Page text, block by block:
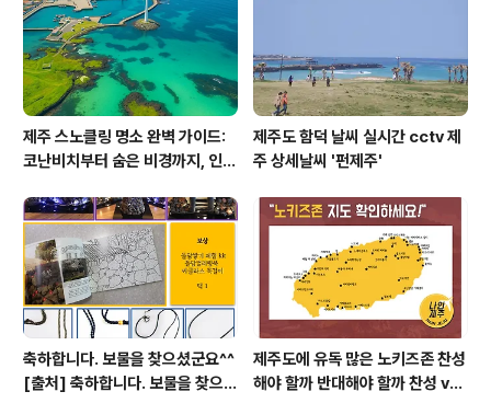
제주 스노클링 명소 완벽 가이드:
코난비치부터 숨은 비경까지, 인생
제주도 함덕 날씨 실시간 cctv 제
주 상세날씨 '펀제주'
축하합니다. 보물을 찾으셨군요^^
[출처] 축하합니다. 보물을 찾으셨
제주도에 유독 많은 노키즈존 찬성
해야 할까 반대해야 할까 찬성 vs